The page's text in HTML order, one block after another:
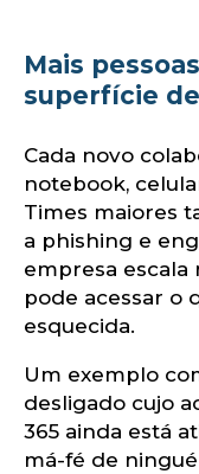
Mais
superfície
Cada novo
notebook,
Times maiores
a phishing e
empresa escala
pode acessar o
esquecida.
Um exemplo
desligado cujo
365 ainda está
má-fé de